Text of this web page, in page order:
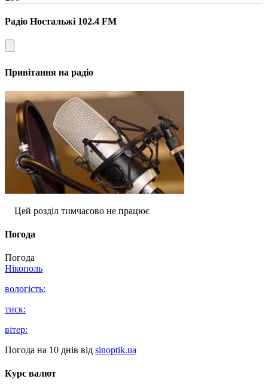
Радіо Ностальжі 102.4 FM
Привітання на радіо
Цей розділ тимчасово не працює
Погода
Погода
Нікополь
вологість:
тиск:
вітер:
Погода на 10 днів від sinoptik.ua
Курс валют